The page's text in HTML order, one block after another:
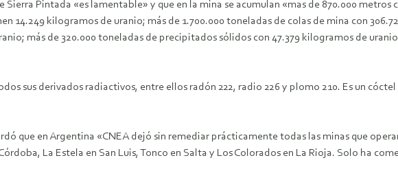
Pintada «es lamentable» y que en la mina se acumulan «mas de 870.000 metros
14.249 kilogramos de uranio; más de 1.700.000 toneladas de colas de mina con
más de 320.000 toneladas de precipitados sólidos con 47.379 kilogramos de
sus derivados radiactivos, entre ellos radón 222, radio 226 y plomo 210. Es un
que en Argentina «CNEA dejó sin remediar prácticamente todas las minas que
La Estela en San Luis, Tonco en Salta y Los Colorados en La Rioja. Solo ha